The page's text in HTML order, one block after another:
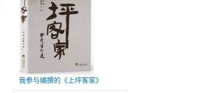
我参与编撰的《上坪客家》